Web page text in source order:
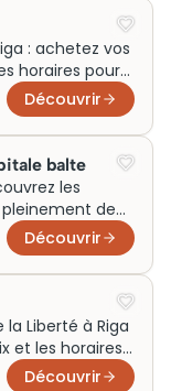
: achetez vos
horaires pour
Découvrir
balte
les
de
Découvrir
Liberté à Riga
et les horaires
Découvrir